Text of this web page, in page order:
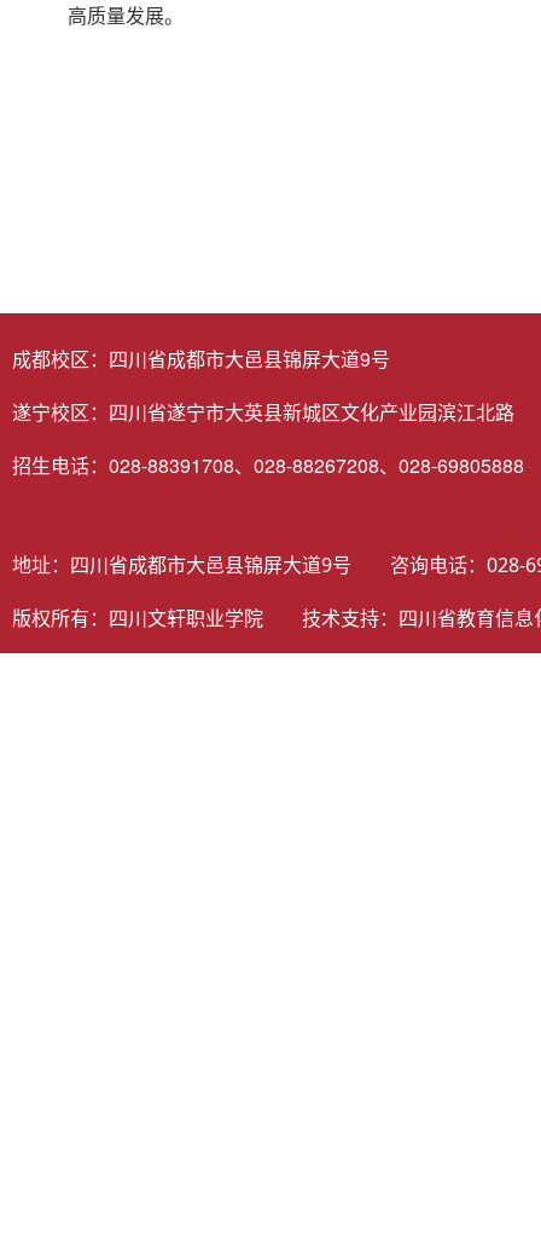
高质量发展。
成都校区：四川省成都市大邑县锦屏大道9号
遂宁校区：四川省遂宁市大英县新城区文化产业园滨江北路
招生电话：028-88391708、028-88267208、028-69805888
地址：四川省成都市大邑县锦屏大道9号 咨询电话：
版权所有：四川文轩职业学院 技术支持： 四川省教育信